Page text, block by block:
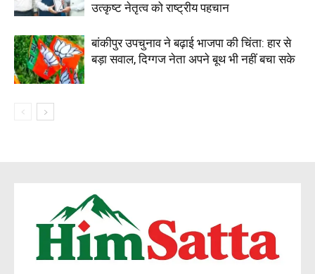
उत्कृष्ट नेतृत्व को राष्ट्रीय पहचान
बांकीपुर उपचुनाव ने बढ़ाई भाजपा की चिंता: हार से
बड़ा सवाल, दिग्गज नेता अपने बूथ भी नहीं बचा सके